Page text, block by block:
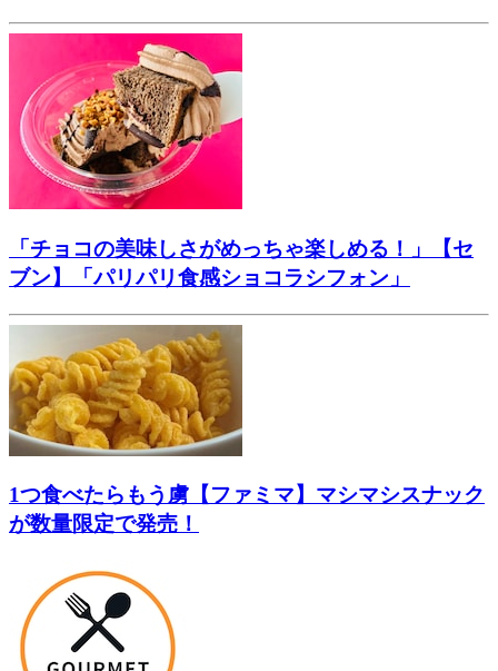
「チョコの美味しさがめっちゃ楽しめる！」【セ
ブン】「パリパリ食感ショコラシフォン」
1つ食べたらもう虜【ファミマ】マシマシスナック
が数量限定で発売！